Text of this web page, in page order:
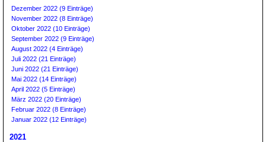
Dezember 2022 (9 Einträge)
November 2022 (8 Einträge)
Oktober 2022 (10 Einträge)
September 2022 (9 Einträge)
August 2022 (4 Einträge)
Juli 2022 (21 Einträge)
Juni 2022 (21 Einträge)
Mai 2022 (14 Einträge)
April 2022 (5 Einträge)
März 2022 (20 Einträge)
Februar 2022 (8 Einträge)
Januar 2022 (12 Einträge)
2021